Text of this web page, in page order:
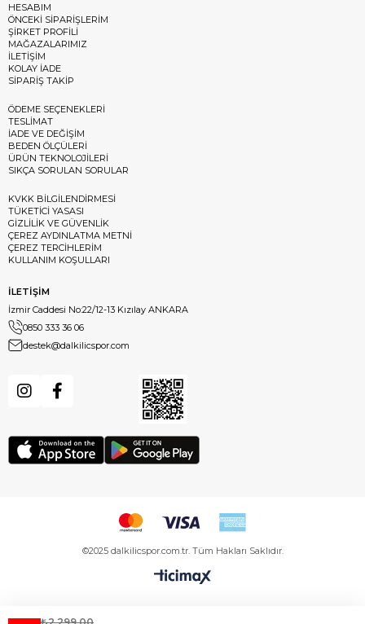
HESABIM
ÖNCEKİ SİPARİŞLERİM
ŞİRKET PROFİLİ
MAĞAZALARIMIZ
İLETİŞİM
KOLAY İADE
SİPARİŞ TAKİP
ÖDEME SEÇENEKLERİ
TESLİMAT
İADE VE DEĞİŞİM
BEDEN ÖLÇÜLERİ
ÜRÜN TEKNOLOJİLERİ
SIKÇA SORULAN SORULAR
KVKK BİLGİLENDİRMESİ
TÜKETİCİ YASASI
GİZLİLİK VE GÜVENLİK
ÇEREZ AYDINLATMA METNİ
ÇEREZ TERCİHLERİM
KULLANIM KOŞULLARI
İLETİŞİM
İzmir Caddesi No:22/12-13 Kızılay ANKARA
0850 333 36 06
destek@dalkilicspor.com
©2025 dalkilicspor.com.tr. Tüm Hakları Saklıdır.